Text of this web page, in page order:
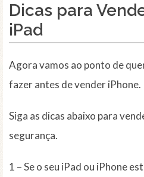
Dicas para
iPad
Agora vamos ao ponto de
fazer antes de vender iPhone.
Siga as dicas abaixo para
segurança.
1 – Se o seu iPad ou iPhone